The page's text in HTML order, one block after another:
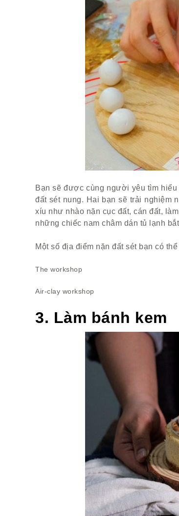
Bạn sẽ được cùng người yêu tìm
đất sét nung. Hai bạn sẽ trải nghiệm
xíu như nhào nặn cục đất, cán đất,
những chiếc nam châm dán tủ lạnh
Một số địa điểm nặn đất sét bạn có
The workshop
Air-clay workshop
3. Làm bánh kem